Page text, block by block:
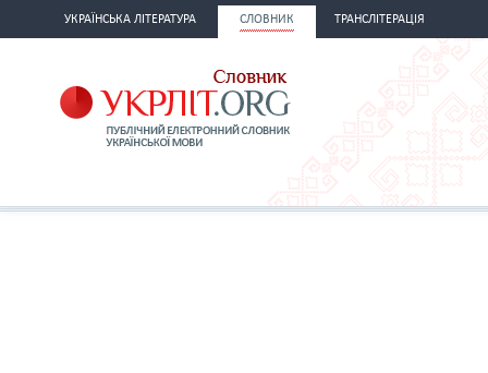
УКРАЇНСЬКА ЛІТЕРАТУРА СЛОВНИК ТРАНСЛІТЕРАЦІЯ